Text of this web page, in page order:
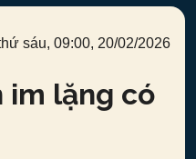
sáu, 09:00, 20/02/2026
im lặng có